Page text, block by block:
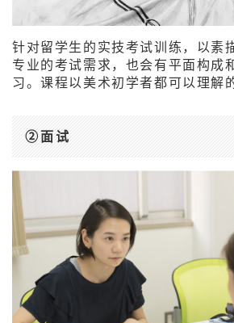
针对留学生的实技考试训练，以素
专业的考试需求，也会有平面构成
习。课程以美术初学者都可以理解
②面试